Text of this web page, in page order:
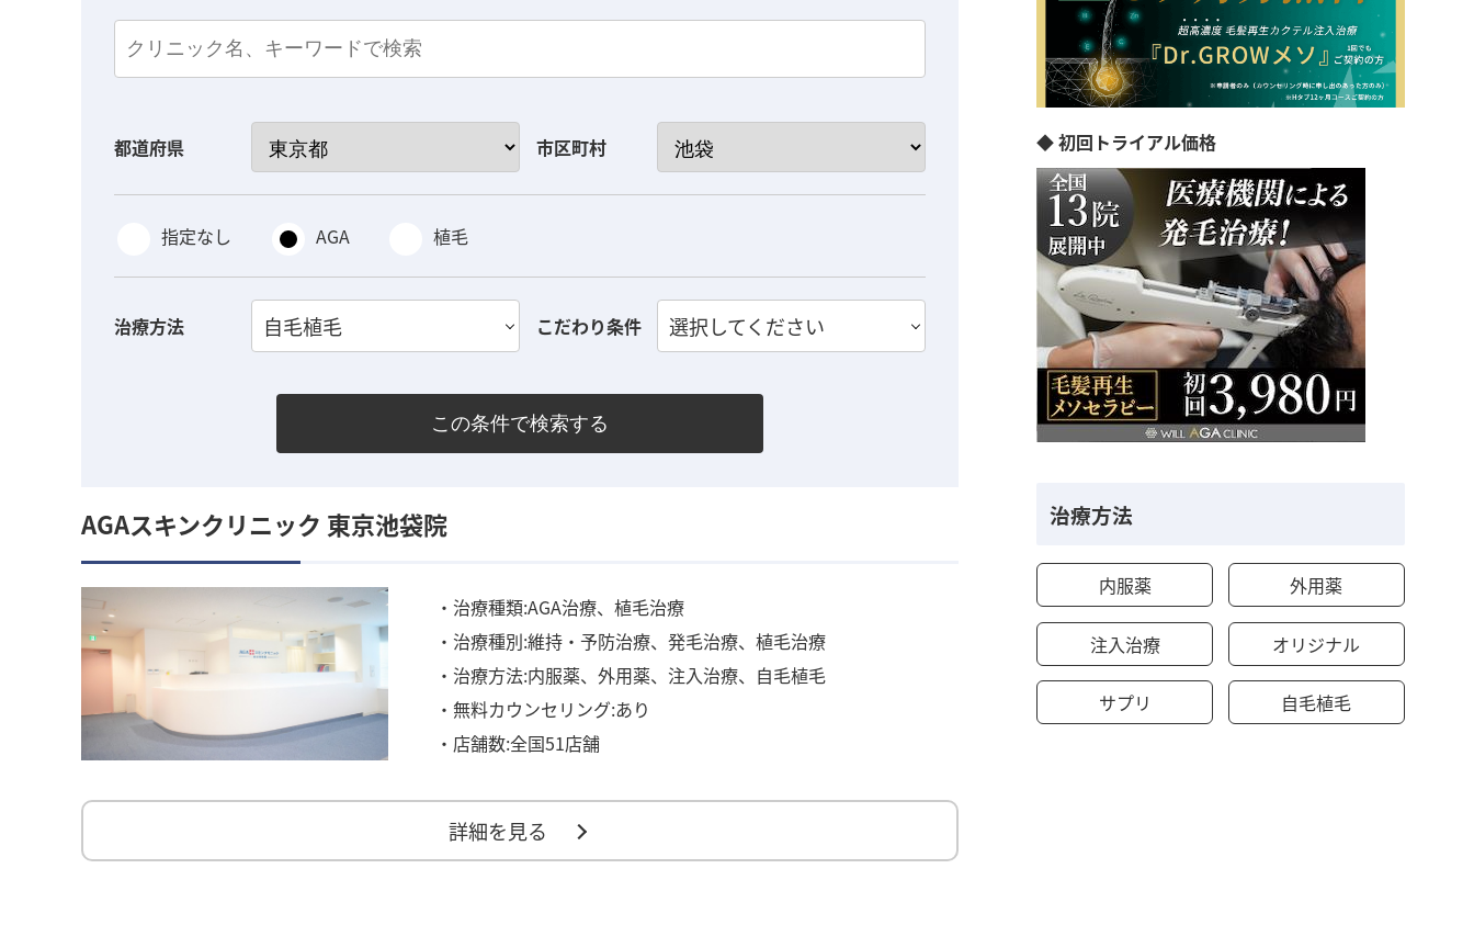
都道府県 市区町村
指定なし AGA 植毛
治療方法 自毛植毛 こだわり条件 選択してください
この条件で検索する
AGAスキンクリニック 東京池袋院
・治療種類:AGA治療、植毛治療
・治療種別:維持・予防治療、発毛治療、植毛治療
・治療方法:内服薬、外用薬、注入治療、自毛植毛
・無料カウンセリング:あり
・店舗数:全国51店舗
詳細を見る
◆ 初回トライアル価格
治療方法
内服薬 外用薬
注入治療 オリジナル
サプリ 自毛植毛